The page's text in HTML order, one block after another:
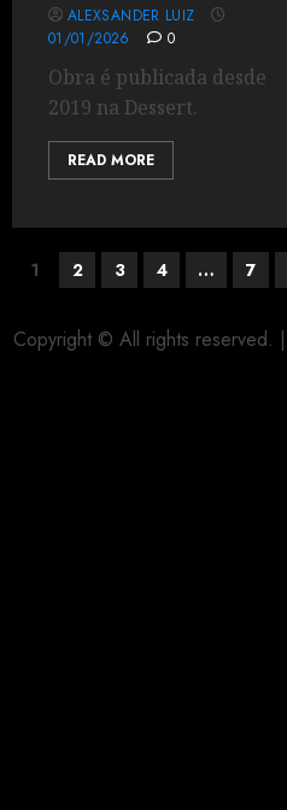
ALEXSANDER LUIZ
01/01/2026
0
Obra é publicada desde
2019 na Dessert.
READ MORE
1 2 3 4 … 7
Copyright © All rights reserved. |